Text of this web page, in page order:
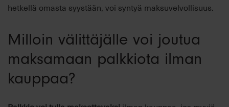
hetkellä omasta syystään, voi syntyä maksuvelvollisuus.
Milloin välittäjälle voi joutua
maksamaan palkkiota ilman
kauppaa?